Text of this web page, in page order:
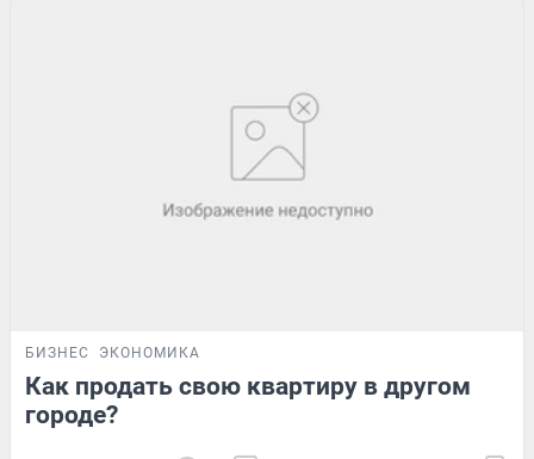
БИЗНЕС ЭКОНОМИКА
Как продать свою квартиру в другом
городе?